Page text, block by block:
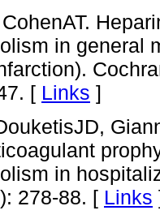
in general
[ Links ]
in
278-88. [ Links